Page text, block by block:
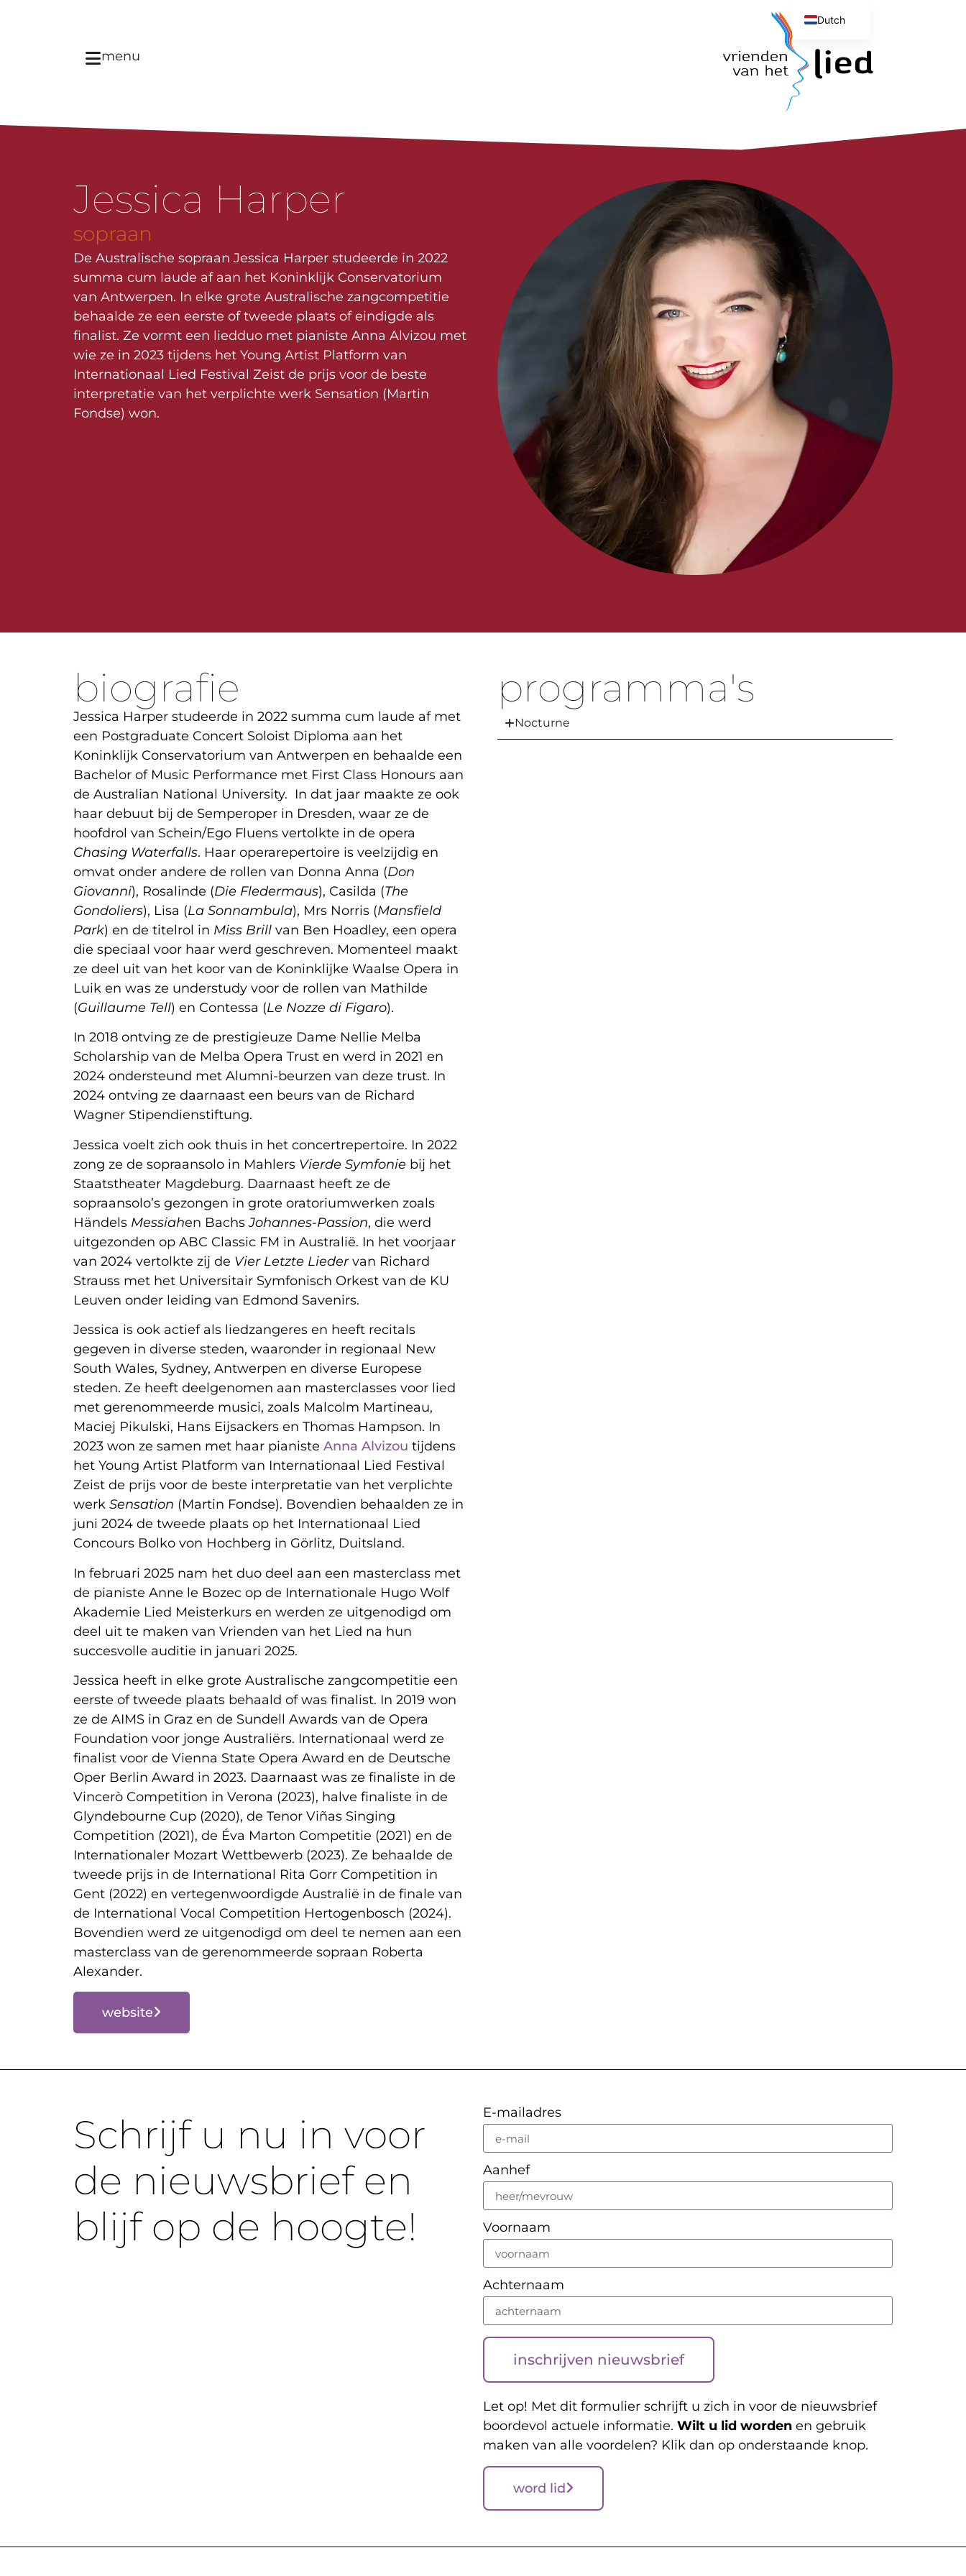
menu
Jessica Harper
sopraan
De Australische sopraan Jessica Harper studeerde in 2022
summa cum laude af aan het Koninklijk Conservatorium
van Antwerpen. In elke grote Australische zangcompetitie
behaalde ze een eerste of tweede plaats of eindigde als
finalist. Ze vormt een liedduo met pianiste Anna Alvizou met
wie ze in 2023 tijdens het Young Artist Platform van
Internationaal Lied Festival Zeist de prijs voor de beste
interpretatie van het verplichte werk Sensation (Martin
Fondse) won.
biografie
Jessica Harper studeerde in 2022 summa cum laude af met
een Postgraduate Concert Soloist Diploma aan het
Koninklijk Conservatorium van Antwerpen en behaalde een
Bachelor of Music Performance met First Class Honours aan
de Australian National University. In dat jaar maakte ze ook
haar debuut bij de Semperoper in Dresden, waar ze de
hoofdrol van Schein/Ego Fluens vertolkte in de opera
Chasing Waterfalls. Haar operarepertoire is veelzijdig en
omvat onder andere de rollen van Donna Anna (Don
Giovanni), Rosalinde (Die Fledermaus), Casilda (The
Gondoliers), Lisa (La Sonnambula), Mrs Norris (Mansfield
Park) en de titelrol in Miss Brill van Ben Hoadley, een opera
die speciaal voor haar werd geschreven. Momenteel maakt
ze deel uit van het koor van de Koninklijke Waalse Opera in
Luik en was ze understudy voor de rollen van Mathilde
(Guillaume Tell) en Contessa (Le Nozze di Figaro).
In 2018 ontving ze de prestigieuze Dame Nellie Melba
Scholarship van de Melba Opera Trust en werd in 2021 en
2024 ondersteund met Alumni-beurzen van deze trust. In
2024 ontving ze daarnaast een beurs van de Richard
Wagner Stipendienstiftung.
Jessica voelt zich ook thuis in het concertrepertoire. In 2022
zong ze de sopraansolo in Mahlers Vierde Symfonie bij het
Staatstheater Magdeburg. Daarnaast heeft ze de
sopraansolo’s gezongen in grote oratoriumwerken zoals
Händels Messiahen BachsJohannes-Passion, die werd
uitgezonden op ABC Classic FM in Australië. In het voorjaar
van 2024 vertolkte zij de Vier Letzte Liedervan Richard
Strauss met het Universitair Symfonisch Orkest van de KU
Leuven onder leiding van Edmond Savenirs.
Jessica is ook actief als liedzangeres en heeft recitals
gegeven in diverse steden, waaronder in regionaal New
South Wales, Sydney, Antwerpen en diverse Europese
steden. Ze heeft deelgenomen aan masterclasses voor lied
met gerenommeerde musici, zoals Malcolm Martineau,
Maciej Pikulski, Hans Eijsackers en Thomas Hampson. In
2023 won ze samen met haar pianiste Anna Alvizou tijdens
het Young Artist Platform van Internationaal Lied Festival
Zeist de prijs voor de beste interpretatie van het verplichte
werk Sensation (Martin Fondse). Bovendien behaalden ze in
juni 2024 de tweede plaats op het Internationaal Lied
Concours Bolko von Hochberg in Görlitz, Duitsland.
In februari 2025 nam het duo deel aan een masterclass met
de pianiste Anne le Bozec op de Internationale Hugo Wolf
Akademie Lied Meisterkurs en werden ze uitgenodigd om
deel uit te maken van Vrienden van het Lied na hun
succesvolle auditie in januari 2025.
Jessica heeft in elke grote Australische zangcompetitie een
eerste of tweede plaats behaald of was finalist. In 2019 won
ze de AIMS in Graz en de Sundell Awards van de Opera
Foundation voor jonge Australiërs. Internationaal werd ze
finalist voor de Vienna State Opera Award en de Deutsche
Oper Berlin Award in 2023. Daarnaast was ze finaliste in de
Vincerò Competition in Verona (2023), halve finaliste in de
Glyndebourne Cup (2020), de Tenor Viñas Singing
Competition (2021), de Éva Marton Competitie (2021) en de
Internationaler Mozart Wettbewerb (2023). Ze behaalde de
tweede prijs in de International Rita Gorr Competition in
Gent (2022) en vertegenwoordigde Australië in de finale van
de International Vocal Competition Hertogenbosch (2024).
Bovendien werd ze uitgenodigd om deel te nemen aan een
masterclass van de gerenommeerde sopraan Roberta
Alexander.
website
programma's
Nocturne
Schrijf u nu in voor
de nieuwsbrief en
blijf op de hoogte!
E-mailadres
Aanhef
Voornaam
Achternaam
inschrijven nieuwsbrief
Let op! Met dit formulier schrijft u zich in voor de nieuwsbrief
boordevol actuele informatie. Wilt u lid worden en gebruik
maken van alle voordelen? Klik dan op onderstaande knop.
word lid
Dutch